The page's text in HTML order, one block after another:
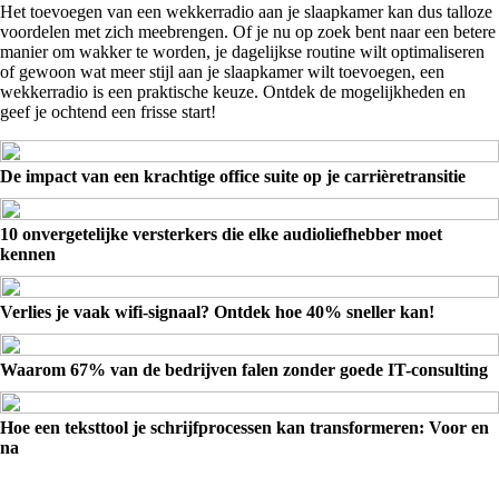
Het toevoegen van een wekkerradio aan je slaapkamer kan dus talloze
voordelen met zich meebrengen. Of je nu op zoek bent naar een betere
manier om wakker te worden, je dagelijkse routine wilt optimaliseren
of gewoon wat meer stijl aan je slaapkamer wilt toevoegen, een
wekkerradio is een praktische keuze. Ontdek de mogelijkheden en
geef je ochtend een frisse start!
De impact van een krachtige office suite op je carrièretransitie
10 onvergetelijke versterkers die elke audioliefhebber moet
kennen
Verlies je vaak wifi-signaal? Ontdek hoe 40% sneller kan!
Waarom 67% van de bedrijven falen zonder goede IT-consulting
Hoe een teksttool je schrijfprocessen kan transformeren: Voor en
na